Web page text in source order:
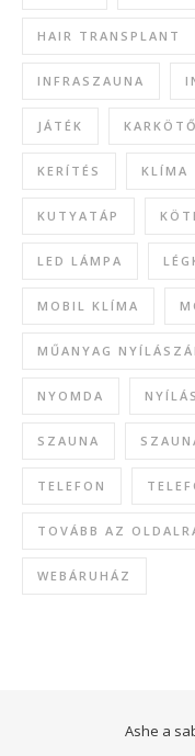
HAIR TRANSPLANT
INFRASZAUNA
JÁTÉK KARKÖTŐ
KERÍTÉS KLÍMA
KUTYATÁP
LED LÁMPA
MOBIL KLÍMA
MŰANYAG
NYOMDA
SZAUNA
TELEFON
TOVÁBB AZ
WEBÁRUHÁZ
Ashe a